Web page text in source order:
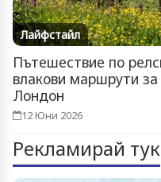
Лайфстайл
Пътешествие по
влакови маршрути
Лондон
12 Юни 2026
Рекламирай тук